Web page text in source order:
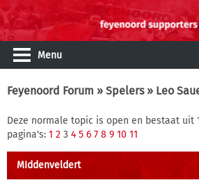
Menu
Feyenoord Forum » Spelers» Leo
Deze normale topic is open en bestaat uit
pagina's: 1 2 3 4 5 6 7 8 9 10 11
MIddenveldert